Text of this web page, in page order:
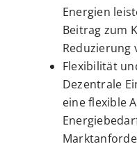
Energien
Beitrag zum
Reduzierung
Flexibilität
Dezentrale
eine flexible